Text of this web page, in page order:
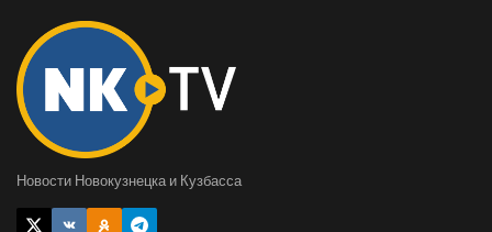
Новости Новокузнецка и Кузбасса